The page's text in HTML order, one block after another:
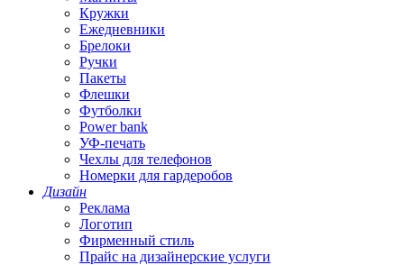
Кружки
Ежедневники
Брелоки
Ручки
Пакеты
Флешки
Футболки
Power bank
УФ-печать
Чехлы для телефонов
Номерки для гардеробов
Дизайн
Реклама
Логотип
Фирменный стиль
Прайс на дизайнерские услуги